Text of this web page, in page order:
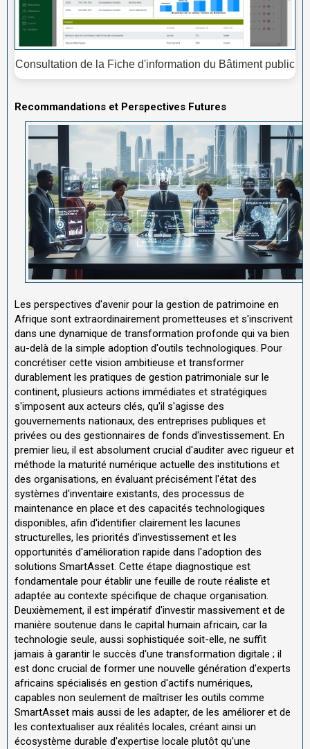
Consultation de la Fiche d'information du Bâtiment public
Recommandations et Perspectives Futures
Les perspectives d'avenir pour la gestion de patrimoine en
Afrique sont extraordinairement prometteuses et s'inscrivent
dans une dynamique de transformation profonde qui va bien
au-delà de la simple adoption d'outils technologiques. Pour
concrétiser cette vision ambitieuse et transformer
durablement les pratiques de gestion patrimoniale sur le
continent, plusieurs actions immédiates et stratégiques
s'imposent aux acteurs clés, qu'il s'agisse des
gouvernements nationaux, des entreprises publiques et
privées ou des gestionnaires de fonds d'investissement. En
premier lieu, il est absolument crucial d'auditer avec rigueur et
méthode la maturité numérique actuelle des institutions et
des organisations, en évaluant précisément l'état des
systèmes d'inventaire existants, des processus de
maintenance en place et des capacités technologiques
disponibles, afin d'identifier clairement les lacunes
structurelles, les priorités d'investissement et les
opportunités d'amélioration rapide dans l'adoption des
solutions SmartAsset. Cette étape diagnostique est
fondamentale pour établir une feuille de route réaliste et
adaptée au contexte spécifique de chaque organisation.
Deuxièmement, il est impératif d'investir massivement et de
manière soutenue dans le capital humain africain, car la
technologie seule, aussi sophistiquée soit-elle, ne suffit
jamais à garantir le succès d'une transformation digitale ; il
est donc crucial de former une nouvelle génération d'experts
africains spécialisés en gestion d'actifs numériques,
capables non seulement de maîtriser les outils comme
SmartAsset mais aussi de les adapter, de les améliorer et de
les contextualiser aux réalités locales, créant ainsi un
écosystème durable d'expertise locale plutôt qu'une